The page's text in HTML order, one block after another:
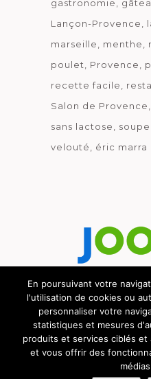
gastronomie
Lançon-Provence
marseille
menthe
poulet
Provence
recette facile
Salon de Provence
sans lactose
soupe
velouté
éric marra
Découvrez le
© GOURMICOM 2019
En poursuivant votre
l'utilisation de cookies ou
personnaliser votre
statistiques et mesures
produits et services ciblés
et vous offrir des